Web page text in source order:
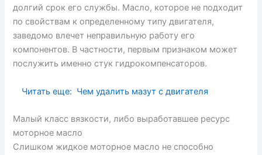
долгий срок его службы. Масло, которое не подходит
по свойствам к определенному типу двигателя,
заведомо влечет неправильную работу его
компонентов. В частности, первым признаком может
послужить именно стук гидрокомпенсаторов.
Читать еще: Чем удалить мазут с двигателя
Малый класс вязкости, либо выработавшее ресурс
моторное масло
Слишком жидкое моторное масло не способно